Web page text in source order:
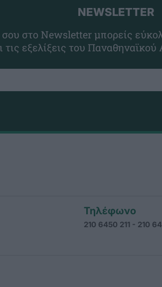
NEWSLETTER
στο Newsletter μπορείς
τις εξελίξεις του
Τηλέφωνο
210 6450 211 - 210